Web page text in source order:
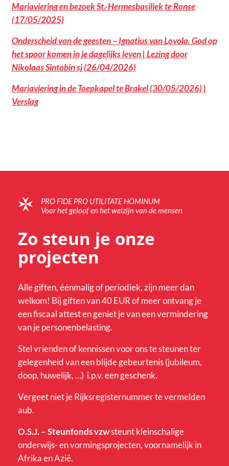
Mariaviering en bezoek St.-Hermesbasiliek te Ronse
(17/05/2025)
Onderscheid van de geesten – Ignatius van Loyola. God op
het spoor komen in je dagelijks leven | Lezing door
Nikolaas Sintobin sj (26/04/2026)
Mariaviering in de Toepkapel te Brakel (30/05/2026) |
Verslag
PRO FIDE PRO UTILITATE HOMINUM
Voor het geloof en het welzijn van de mensen
Zo steun je onze
projecten
Alle giften, éénmalig of periodiek, zijn meer dan
welkom! Bij giften van 40 EUR of meer ontvang je
een fiscaal attest en geniet je van een vermindering
van je personenbelasting.
Stel vrienden of kennissen voor ons te steunen ter
gelegenheid van een blijde gebeurtenis (jubileum,
doop, huwelijk, …) i.p.v. een geschenk.
Vergeet niet je Rijksregisternummer te vermelden
aub.
O.S.J. – Steunfonds vzwsteunt kleinschalige
onderwijs- en vormingsprojecten, voornamelijk in
Afrika en Azië.